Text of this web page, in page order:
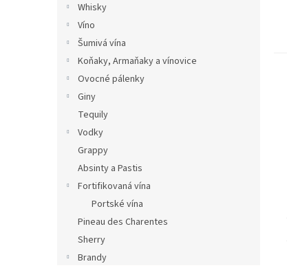
Whisky
Víno
Šumivá vína
Koňaky, Armaňaky a vínovice
Ovocné pálenky
Giny
Tequily
Vodky
Grappy
Absinty a Pastis
Fortifikovaná vína
Portské vína
Pineau des Charentes
Sherry
Brandy